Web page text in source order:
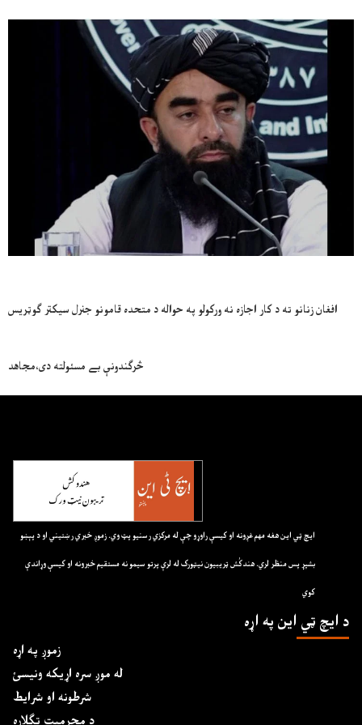
افغان زنانو ته د کار اجازه نه ورکولو په حواله د متحده قامونو جنرل سيکتر ګوټريس
څرګندونې بے مسئولته دی،مجاهد
ايچ ټي اين هغه مهم غږونه او کيسې راوړو چې له مرکزي رسنيو پټ وي. زموږ خبري رښتيني او د پېښو
بشپړ پس منظر لري. هندکُش ټريبيون نيټورک له لرې پرتو سيمو نه مستقيم خبرونه او کيسې وړاندې
کوي
د ايچ ټي اين په اړه
زموږ په اړه
له موږ سره اړیکه ونیسئ
شرطونه او شرایط